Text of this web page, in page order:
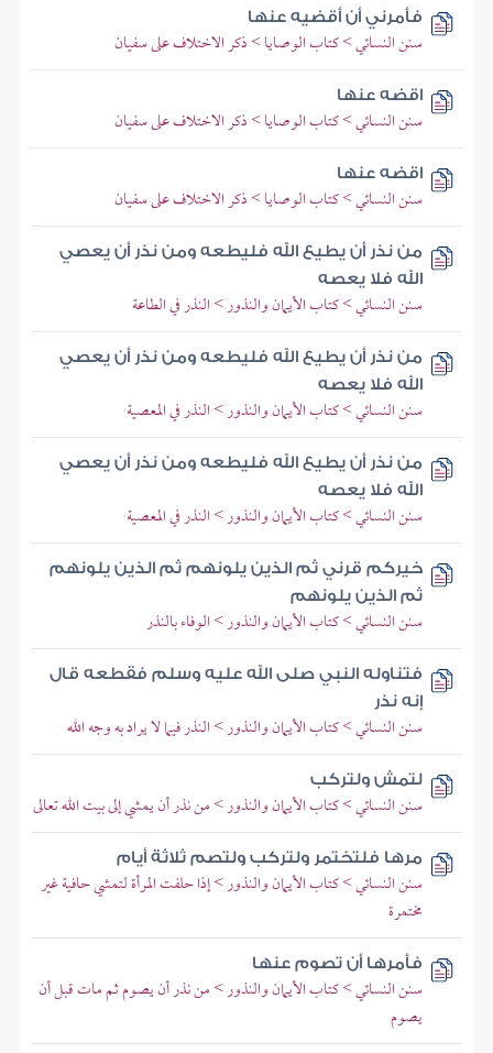
فأمرني أن أقضيه عنها
سنن النسائي > كتاب الوصايا > ذكر الاختلاف على سفيان
اقضه عنها
سنن النسائي > كتاب الوصايا > ذكر الاختلاف على سفيان
اقضه عنها
سنن النسائي > كتاب الوصايا > ذكر الاختلاف على سفيان
من نذر أن يطيع الله فليطعه ومن نذر أن يعصي
الله فلا يعصه
سنن النسائي > كتاب الأيمان والنذور > النذر في الطاعة
من نذر أن يطيع الله فليطعه ومن نذر أن يعصي
الله فلا يعصه
سنن النسائي > كتاب الأيمان والنذور > النذر في المعصية
من نذر أن يطيع الله فليطعه ومن نذر أن يعصي
الله فلا يعصه
سنن النسائي > كتاب الأيمان والنذور > النذر في المعصية
خيركم قرني ثم الذين يلونهم ثم الذين يلونهم
ثم الذين يلونهم
سنن النسائي > كتاب الأيمان والنذور > الوفاء بالنذر
فتناوله النبي صلى الله عليه وسلم فقطعه قال
إنه نذر
سنن النسائي > كتاب الأيمان والنذور > النذر فيما لا يراد به وجه الله
لتمش ولتركب
سنن النسائي > كتاب الأيمان والنذور > من نذر أن يمشي إلى بيت الله تعالى
مرها فلتختمر ولتركب ولتصم ثلاثة أيام
سنن النسائي > كتاب الأيمان والنذور > إذا حلفت المرأة لتمشي حافية غير
مختمرة
فأمرها أن تصوم عنها
سنن النسائي > كتاب الأيمان والنذور > من نذر أن يصوم ثم مات قبل أن
يصوم